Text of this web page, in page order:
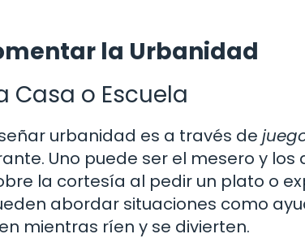
la Urbanidad
Casa o Escuela
urbanidad es a través de
Uno puede ser el mesero y los
la cortesía al pedir un plato o
abordar situaciones como
mientras ríen y se divierten.